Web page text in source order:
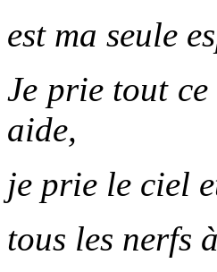
est ma seule
Je prie tout
aide,
je prie le ciel
tous les nerfs